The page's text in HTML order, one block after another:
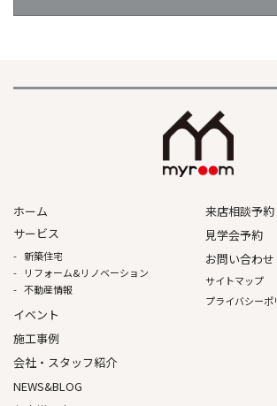
ホーム
サービス
新築住宅
リフォーム&リノベーション
不動産情報
イベント
施⼯事例
会社・スタッフ紹介
NEWS&BLOG
来店相談予約
見学会予約
お問い合わせ
サイトマップ
プライバシーポ